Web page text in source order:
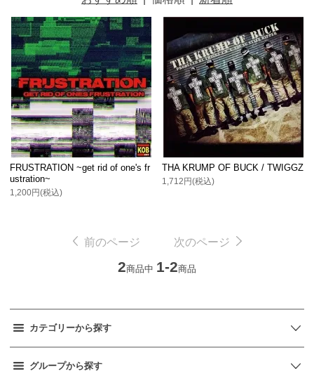
FRUSTRATION ~get rid of one's fr
ustration~
1,200円(税込)
THA KRUMP OF BUCK / TWIGGZ
1,712円(税込)
前のページ 次のページ
2商品中 1-2商品
カテゴリーから探す
グループから探す